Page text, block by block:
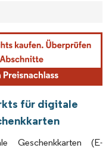
für digitale
Geschenkkarten (E-